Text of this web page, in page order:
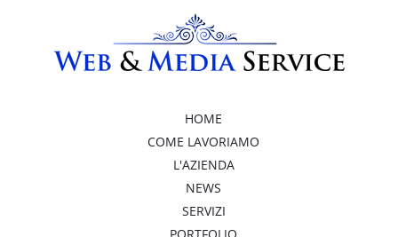
HOME
COME LAVORIAMO
L'AZIENDA
NEWS
SERVIZI